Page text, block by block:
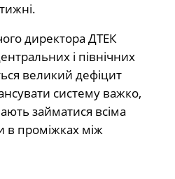
директора ДТЕК
і північних
великий дефіцит
систему важко,
займатися всіма
проміжках між